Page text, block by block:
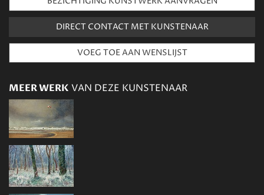
DIRECT CONTACT MET KUNSTENAAR
MEER WERK VAN DEZE KUNSTENAAR